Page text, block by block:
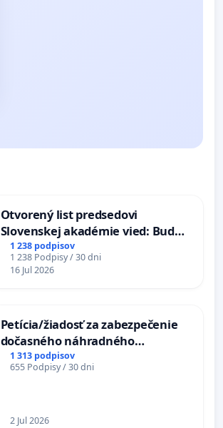
Otvorený list predsedovi
Slovenskej akadémie vied: Bude
mať Vízia Slovenska 2040 mravnú
chrbticu?
1 238 podpisov
1 238 Podpisy / 30 dni
16 Jul 2026
Petícia/žiadosť za zabezpečenie
dočasného náhradného
premostenia Váhu počas úplnej
uzávery Vážskeho mosta v
1 313 podpisov
655 Podpisy / 30 dni
2 Jul 2026